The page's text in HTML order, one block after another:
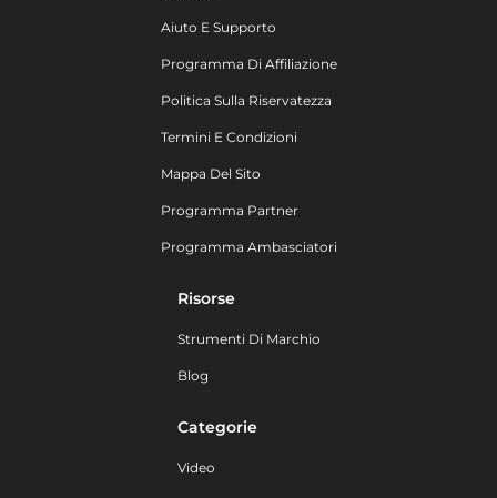
Aiuto E Supporto
Programma Di Affiliazione
Politica Sulla Riservatezza
Termini E Condizioni
Mappa Del Sito
Programma Partner
Programma Ambasciatori
Risorse
Strumenti Di Marchio
Blog
Categorie
Video